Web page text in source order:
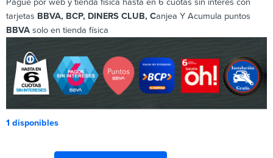
tarjetas BBVA, BCP, DINERS CLUB, Canjea Y Acumula puntos
BBVA solo en tienda física
1 disponibles